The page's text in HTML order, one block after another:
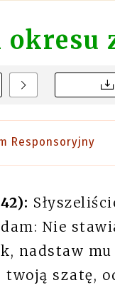
okresu
Responsoryjny
Nie
nadstaw
szatę,